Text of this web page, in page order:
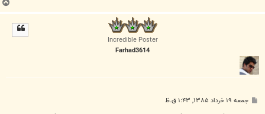
ب
ا
Incredible Poster
Farhad3614
پ جمعه ۱۹ خرداد ۱۳۸۵, ۱:۴۳ ق.ظ